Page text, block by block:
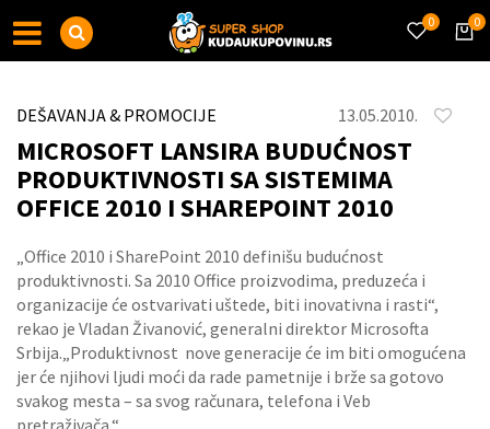
0
0
DEŠAVANJA & PROMOCIJE 13.05.2010.
MICROSOFT LANSIRA BUDUĆNOST
PRODUKTIVNOSTI SA SISTEMIMA
OFFICE 2010 I SHAREPOINT 2010
„Office 2010 i SharePoint 2010 definišu budućnost
produktivnosti. Sa 2010 Office proizvodima, preduzeća i
organizacije će ostvarivati uštede, biti inovativna i rasti“,
rekao je Vladan Živanović, generalni direktor Microsofta
Srbija.„Produktivnost nove generacije će im biti omogućena
jer će njihovi ljudi moći da rade pametnije i brže sa gotovo
svakog mesta – sa svog računara, telefona i Veb
pretraživača.“